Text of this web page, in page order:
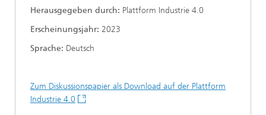
Herausgegeben durch: Plattform Industrie 4.0
Erscheinungsjahr: 2023
Sprache: Deutsch
Zum Diskussionspapier als Download auf der Plattform
Industrie 4.0